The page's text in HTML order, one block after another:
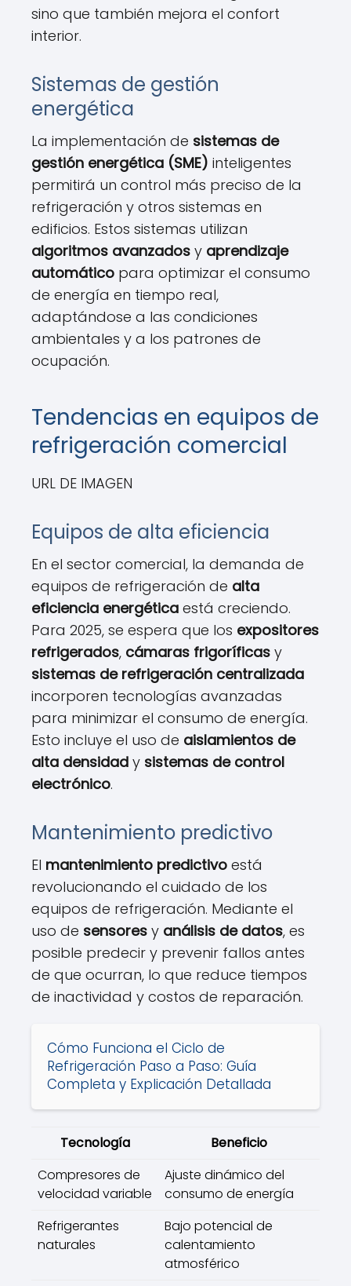
sino que también mejora el confort
interior.
Sistemas de gestión
energética
La implementación de sistemas de
gestión energética (SME) inteligentes
permitirá un control más preciso de la
refrigeración y otros sistemas en
edificios. Estos sistemas utilizan
algoritmos avanzados y aprendizaje
automático para optimizar el consumo
de energía en tiempo real,
adaptándose a las condiciones
ambientales y a los patrones de
ocupación.
Tendencias en equipos de
refrigeración comercial
URL DE IMAGEN
Equipos de alta eficiencia
En el sector comercial, la demanda de
equipos de refrigeración de alta
eficiencia energética está creciendo.
Para 2025, se espera que los expositores
refrigerados, cámaras frigoríficas y
sistemas de refrigeración centralizada
incorporen tecnologías avanzadas
para minimizar el consumo de energía.
Esto incluye el uso de aislamientos de
alta densidad y sistemas de control
electrónico.
Mantenimiento predictivo
El mantenimiento predictivo está
revolucionando el cuidado de los
equipos de refrigeración. Mediante el
uso de sensores y análisis de datos, es
posible predecir y prevenir fallos antes
de que ocurran, lo que reduce tiempos
de inactividad y costos de reparación.
Cómo Funciona el Ciclo de
Refrigeración Paso a Paso: Guía
Completa y Explicación Detallada
Tecnología
Beneficio
Compresores de
velocidad variable
Ajuste dinámico del
consumo de energía
Refrigerantes
naturales
Bajo potencial de
calentamiento
atmosférico